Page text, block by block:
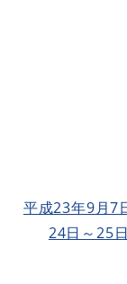
平成23年9月7
24日～25